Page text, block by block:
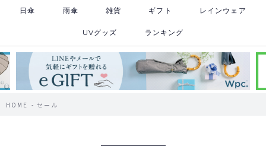
日傘 雨傘 雑貨 ギフト レインウェア
UVグッズ ランキング
HOME セール